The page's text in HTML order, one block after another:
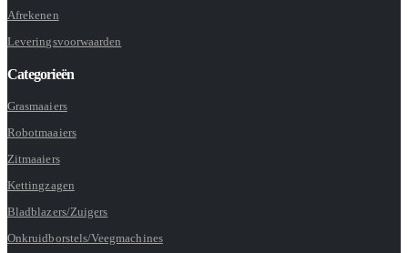
Afrekenen
Leveringsvoorwaarden
Categorieën
Grasmaaiers
Robotmaaiers
Zitmaaiers
Kettingzagen
Bladblazers/Zuigers
Onkruidborstels/Veegmachines